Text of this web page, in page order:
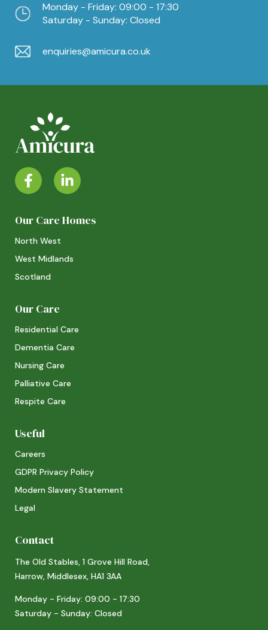
Monday - Friday: 09:00 - 17:30
Saturday - Sunday: Closed
enquiries@amicura.co.uk
Our Care Homes
North West
West Midlands
Scotland
Our Care
Residential Care
Dementia Care
Nursing Care
Palliative Care
Respite Care
Useful
Careers
GDPR Privacy Policy
Modern Slavery Statement
Legal
Contact
The Old Stables, 1 Grove Hill Road,
Harrow, Middlesex, HA1 3AA
Monday - Friday: 09:00 - 17:30
Saturday - Sunday: Closed